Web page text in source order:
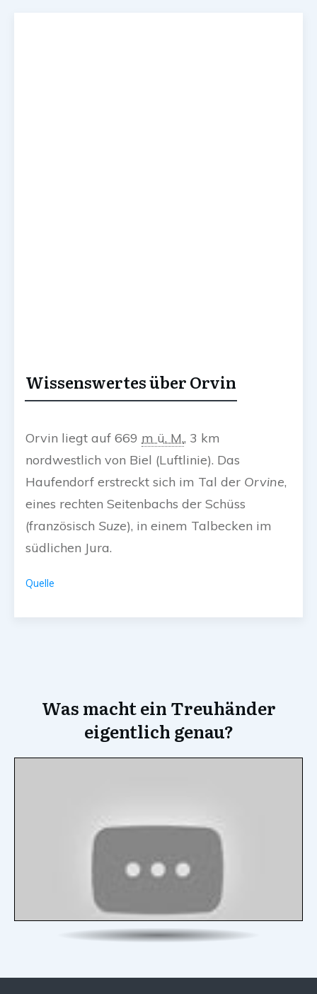
Wissenswertes über Orvin
Orvin liegt auf 669 m ü. M., 3 km
nordwestlich von Biel (Luftlinie). Das
Haufendorf erstreckt sich im Tal der Orvine,
eines rechten Seitenbachs der Schüss
(französisch Suze), in einem Talbecken im
südlichen Jura.
Quelle
Was macht ein Treuhänder
eigentlich genau?